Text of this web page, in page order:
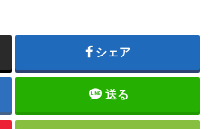
シェア
送る